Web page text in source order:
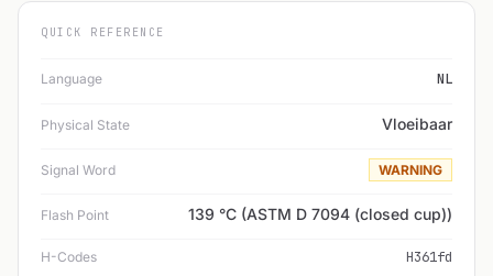
QUICK REFERENCE
Language NL
Physical State Vloeibaar
Signal Word WARNING
Flash Point 139 °C (ASTM D 7094 (closed cup))
H-Codes H361fd